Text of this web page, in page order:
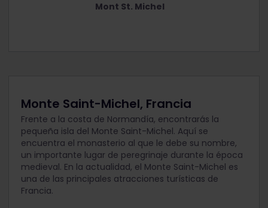
Mont St. Michel
Monte Saint-Michel, Francia
Frente a la costa de Normandía, encontrarás la
pequeña isla del Monte Saint-Michel. Aquí se
encuentra el monasterio al que le debe su nombre,
un importante lugar de peregrinaje durante la época
medieval. En la actualidad, el Monte Saint-Michel es
una de las principales atracciones turísticas de
Francia.